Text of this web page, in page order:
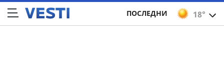
18°
ПОСЛЕДНИ